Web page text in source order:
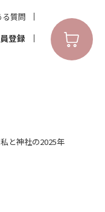
る質問
登録
私と神社の2025年